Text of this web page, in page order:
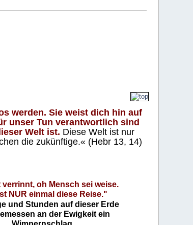
werden. Sie weist dich hin auf
unser Tun verantwortlich sind
Welt ist. Diese Welt ist nur
die zukünftige.« (Hebr 13, 14)
verrinnt, oh Mensch sei weise.
NUR einmal diese Reise."
und Stunden auf dieser Erde
an der Ewigkeit ein